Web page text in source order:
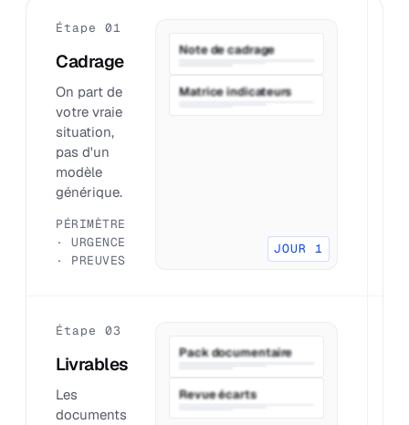
Étape 01
Cadrage
On part de
votre vraie
situation,
pas d'un
modèle
générique.
PÉRIMÈTRE
· URGENCE
· PREUVES
Note de cadrage
Matrice indicateurs
JOUR 1
Étape 03
Livrables
Les
documents
Pack documentaire
Revue écarts